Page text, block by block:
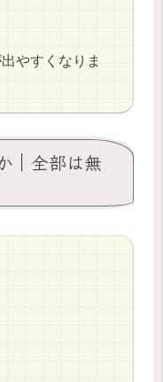
やすくなりま
｜全部は無